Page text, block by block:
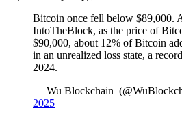
Bitcoin once fell below $89,000.
IntoTheBlock, as the price of
$90,000, about 12% of Bitcoin
in an unrealized loss state, a
2024.
— Wu Blockchain
2025